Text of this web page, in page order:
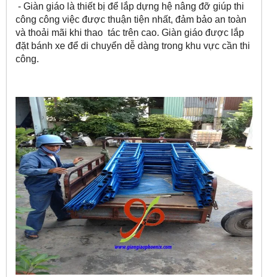
- Giàn giáo là thiết bị để lắp dựng hệ nâng đỡ giúp thi
công công việc được thuận tiện nhất, đảm bảo an toàn
và thoải mãi khi thao tác trên cao. Giàn giáo được lắp
đặt bánh xe để di chuyển dễ dàng trong khu vực cần thi
công.